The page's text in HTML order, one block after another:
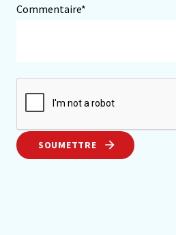
Commentaire*
SOUMETTRE